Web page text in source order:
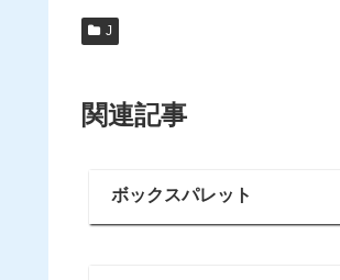
J
関連記事
ボックスパレット